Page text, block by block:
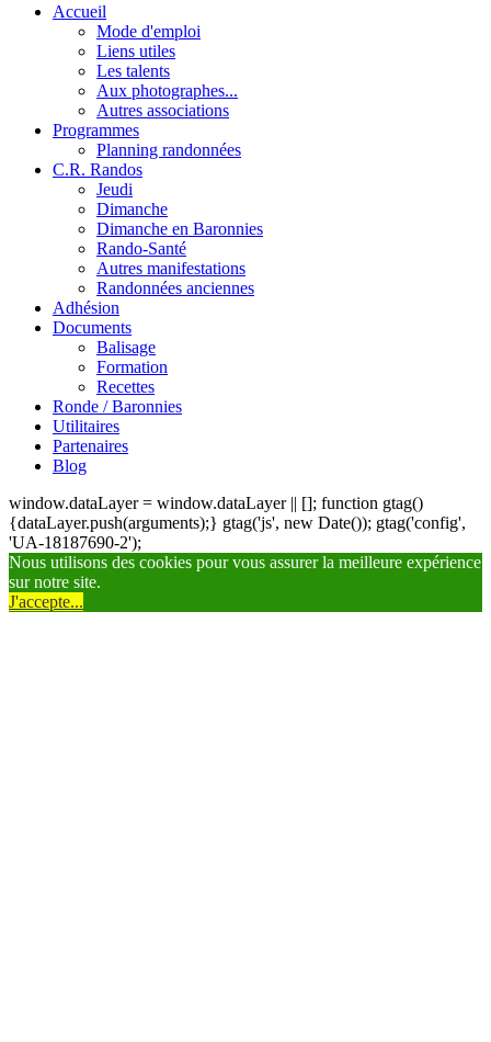
Accueil
Mode d'emploi
Liens utiles
Les talents
Aux photographes...
Autres associations
Programmes
Planning randonnées
C.R. Randos
Jeudi
Dimanche
Dimanche en Baronnies
Rando-Santé
Autres manifestations
Randonnées anciennes
Adhésion
Documents
Balisage
Formation
Recettes
Ronde / Baronnies
Utilitaires
Partenaires
Blog
window.dataLayer = window.dataLayer || []; function gtag()
{dataLayer.push(arguments);} gtag('js', new Date()); gtag('config',
'UA-18187690-2');
Nous utilisons des cookies pour vous assurer la meilleure expérience
sur notre site.
J'accepte...